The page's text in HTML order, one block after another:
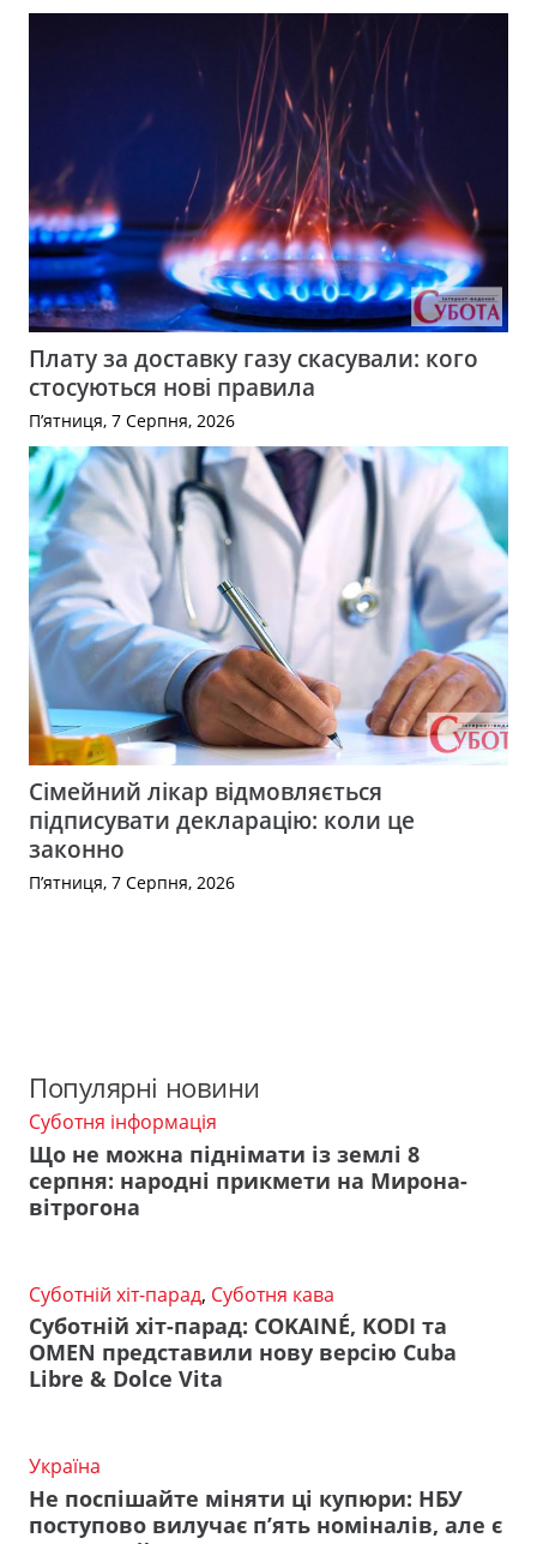
Плату за доставку газу скасували: кого
стосуються нові правила
П’ятниця, 7 Серпня, 2026
Сімейний лікар відмовляється
підписувати декларацію: коли це
законно
П’ятниця, 7 Серпня, 2026
Популярні новини
Суботня інформація
Що не можна піднімати із землі 8
серпня: народні прикмети на Мирона-
вітрогона
Суботній хіт-парад, Суботня кава
Суботній хіт-парад: COKAINÉ, KODI та
OMEN представили нову версію Cuba
Libre & Dolce Vita
Україна
Не поспішайте міняти ці купюри: НБУ
поступово вилучає п’ять номіналів, але є